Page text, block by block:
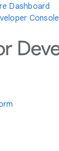
Dashboard
Console